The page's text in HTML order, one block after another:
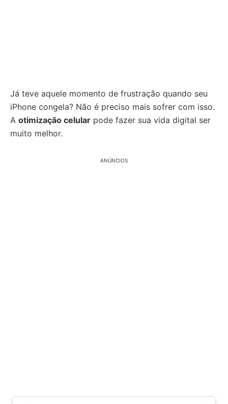
Já teve aquele momento de frustração quando seu
iPhone congela? Não é preciso mais sofrer com isso.
A otimização celular pode fazer sua vida digital ser
muito melhor.
ANÚNCIOS